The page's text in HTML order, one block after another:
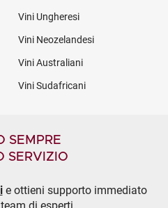
Vini Ungheresi
Vini Neozelandesi
Vini Australiani
Vini Sudafricani
SEMPRE
SERVIZIO
e ottieni supporto immediato